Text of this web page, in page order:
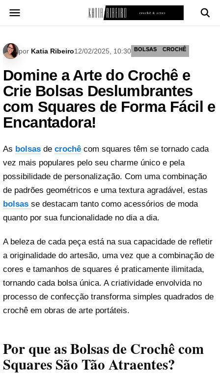
para
por Katia Ribeiro12/02/2025, 10:30 BOLSAS CROCHÊ
Domine a Arte do Crochê e
Crie Bolsas Deslumbrantes
com Squares de Forma Fácil e
Encantadora!
As bolsas de crochê com squares têm se tornado cada
vez mais populares pelo seu charme único e pela
possibilidade de personalização. Com uma combinação
de padrões geométricos e uma textura agradável, estas
bolsas se destacam tanto como acessórios de moda
quanto por sua funcionalidade no dia a dia.
A beleza de cada peça está na sua capacidade de refletir
a originalidade do artesão, uma vez que a combinação de
cores e tamanhos de squares é praticamente ilimitada,
tornando cada bolsa única. A criatividade envolvida no
processo de confecção transforma simples quadrados de
crochê em obras de arte portáteis.
Por que as Bolsas de Crochê com
Squares São Tão Atraentes?